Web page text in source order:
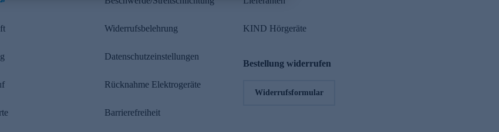
Widerrufsbelehrung
Datenschutzeinstellungen
Rücknahme Elektrogeräte
Barrierefreiheit
KIND Hörgeräte
Bestellung widerrufen
Widerrufsformular